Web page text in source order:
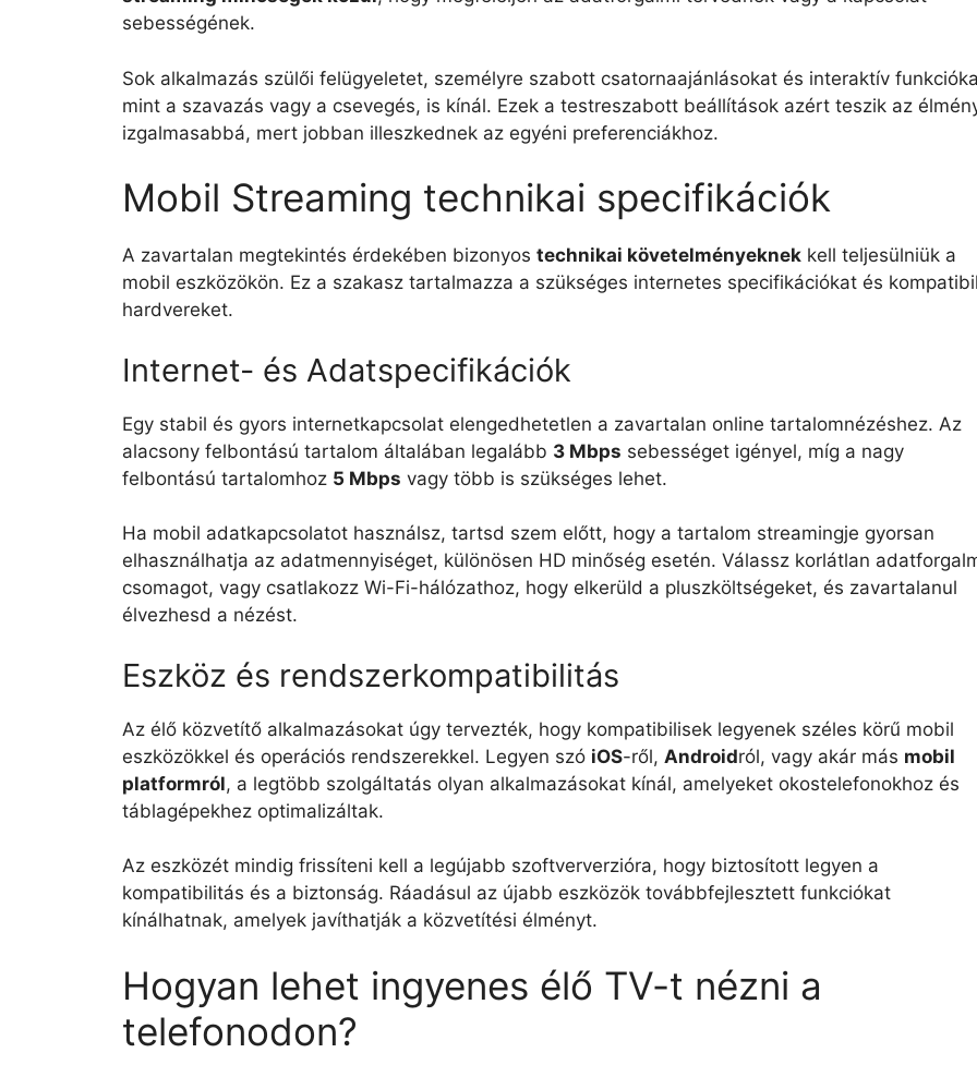
sebességének.
Sok alkalmazás szülői felügyeletet, személyre szabott csatornaajánlásokat és interaktív
mint a szavazás vagy a csevegés, is kínál. Ezek a testreszabott beállítások azért teszik az
izgalmasabbá, mert jobban illeszkednek az egyéni preferenciákhoz.
Mobil Streaming technikai specifikációk
A zavartalan megtekintés érdekében bizonyos technikai követelményeknek kell teljesülniük a
mobil eszközökön. Ez a szakasz tartalmazza a szükséges internetes specifikációkat és
hardvereket.
Internet- és Adatspecifikációk
Egy stabil és gyors internetkapcsolat elengedhetetlen a zavartalan online tartalomnézéshez. Az
alacsony felbontású tartalom általában legalább 3 Mbps sebességet igényel, míg a nagy
felbontású tartalomhoz 5 Mbps vagy több is szükséges lehet.
Ha mobil adatkapcsolatot használsz, tartsd szem előtt, hogy a tartalom streamingje gyorsan
elhasználhatja az adatmennyiséget, különösen HD minőség esetén. Válassz korlátlan
csomagot, vagy csatlakozz Wi-Fi-hálózathoz, hogy elkerüld a pluszköltségeket, és zavartalanul
élvezhesd a nézést.
Eszköz és rendszerkompatibilitás
Az élő közvetítő alkalmazásokat úgy tervezték, hogy kompatibilisek legyenek széles körű mobil
eszközökkel és operációs rendszerekkel. Legyen szó iOS-ről, Androidról, vagy akár más mobil
platformról, a legtöbb szolgáltatás olyan alkalmazásokat kínál, amelyeket okostelefonokhoz és
táblagépekhez optimalizáltak.
Az eszközét mindig frissíteni kell a legújabb szoftververzióra, hogy biztosított legyen a
kompatibilitás és a biztonság. Ráadásul az újabb eszközök továbbfejlesztett funkciókat
kínálhatnak, amelyek javíthatják a közvetítési élményt.
Hogyan lehet ingyenes élő TV-t nézni a
telefonodon?